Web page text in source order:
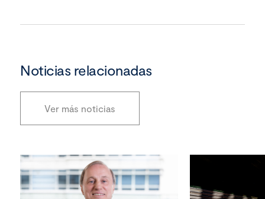
Noticias relacionadas
Ver más noticias